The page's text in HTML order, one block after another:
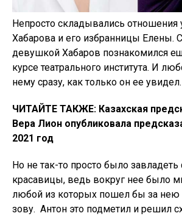
Непросто складывались отношения
Хабарова и его избранницы Елены.
девушкой Хабаров познакомился
курсе театрального института. И
нему сразу, как только он ее увидел.
ЧИТАЙТЕ ТАКЖЕ: Казахская
Вера Лион опубликовала
2021 год
Но не так-то просто было
красавицы, ведь вокруг нее было
любой из которых пошел бы за нею
зову. Антон это подметил и решил